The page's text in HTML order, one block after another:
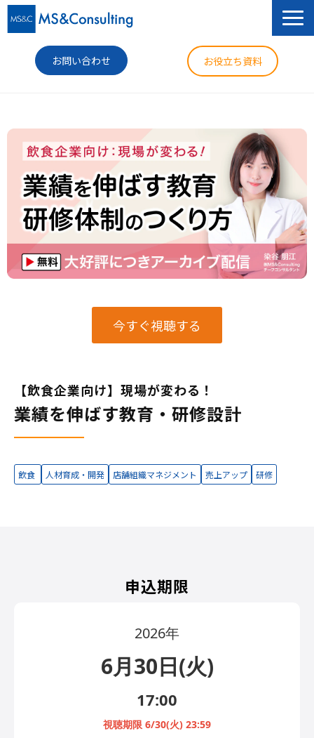
お問い合わせ お役立ち資料
セミナー
導入事例
コラム
企業情報
今すぐ視聴する
【飲食企業向け】現場が変わる！
業績を伸ばす教育・研修設計
飲食 人材育成・開発 店舗組織マネジメント 売上アップ 研修
申込期限
2026年
6月30日(火)
17:00
視聴期限 6/30(火) 23:59